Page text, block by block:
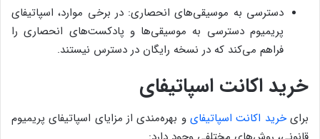
دسترسی به موسیقی‌های انحصاری: در برخی موارد، اسپاتیفای
پریمیوم دسترسی به موسیقی‌ها و پادکست‌های انحصاری را
فراهم می‌کند که در نسخه رایگان در دسترس نیستند.
خرید اکانت اسپاتیفای
برایخرید اکانت اسپاتیفای و بهره‌مندی از مزایای اسپاتیفای پریمیوم